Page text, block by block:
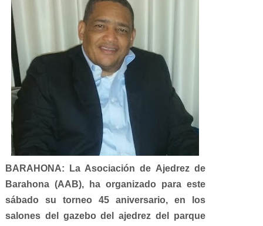
BARAHONA: La Asociación de Ajedrez de
Barahona (AAB), ha organizado para este
sábado su torneo 45 aniversario, en los
salones del gazebo del ajedrez del parque